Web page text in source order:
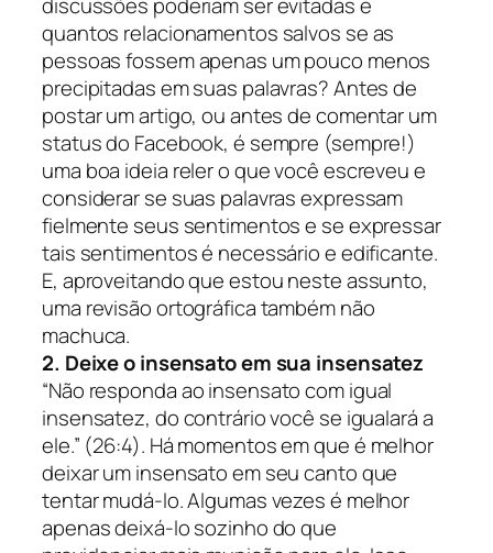
quantos relacionamentos salvos se as
pessoas fossem apenas um pouco menos
precipitadas em suas palavras? Antes de
postar um artigo, ou antes de comentar um
status do Facebook, é sempre (sempre!)
uma boa ideia reler o que você escreveu e
considerar se suas palavras expressam
fielmente seus sentimentos e se expressar
tais sentimentos é necessário e edificante.
E, aproveitando que estou neste assunto,
uma revisão ortográfica também não
machuca.
2. Deixe o insensato em sua insensatez
“Não responda ao insensato com igual
insensatez, do contrário você se igualará a
ele.” (26:4). Há momentos em que é melhor
deixar um insensato em seu canto que
tentar mudá-lo. Algumas vezes é melhor
apenas deixá-lo sozinho do que